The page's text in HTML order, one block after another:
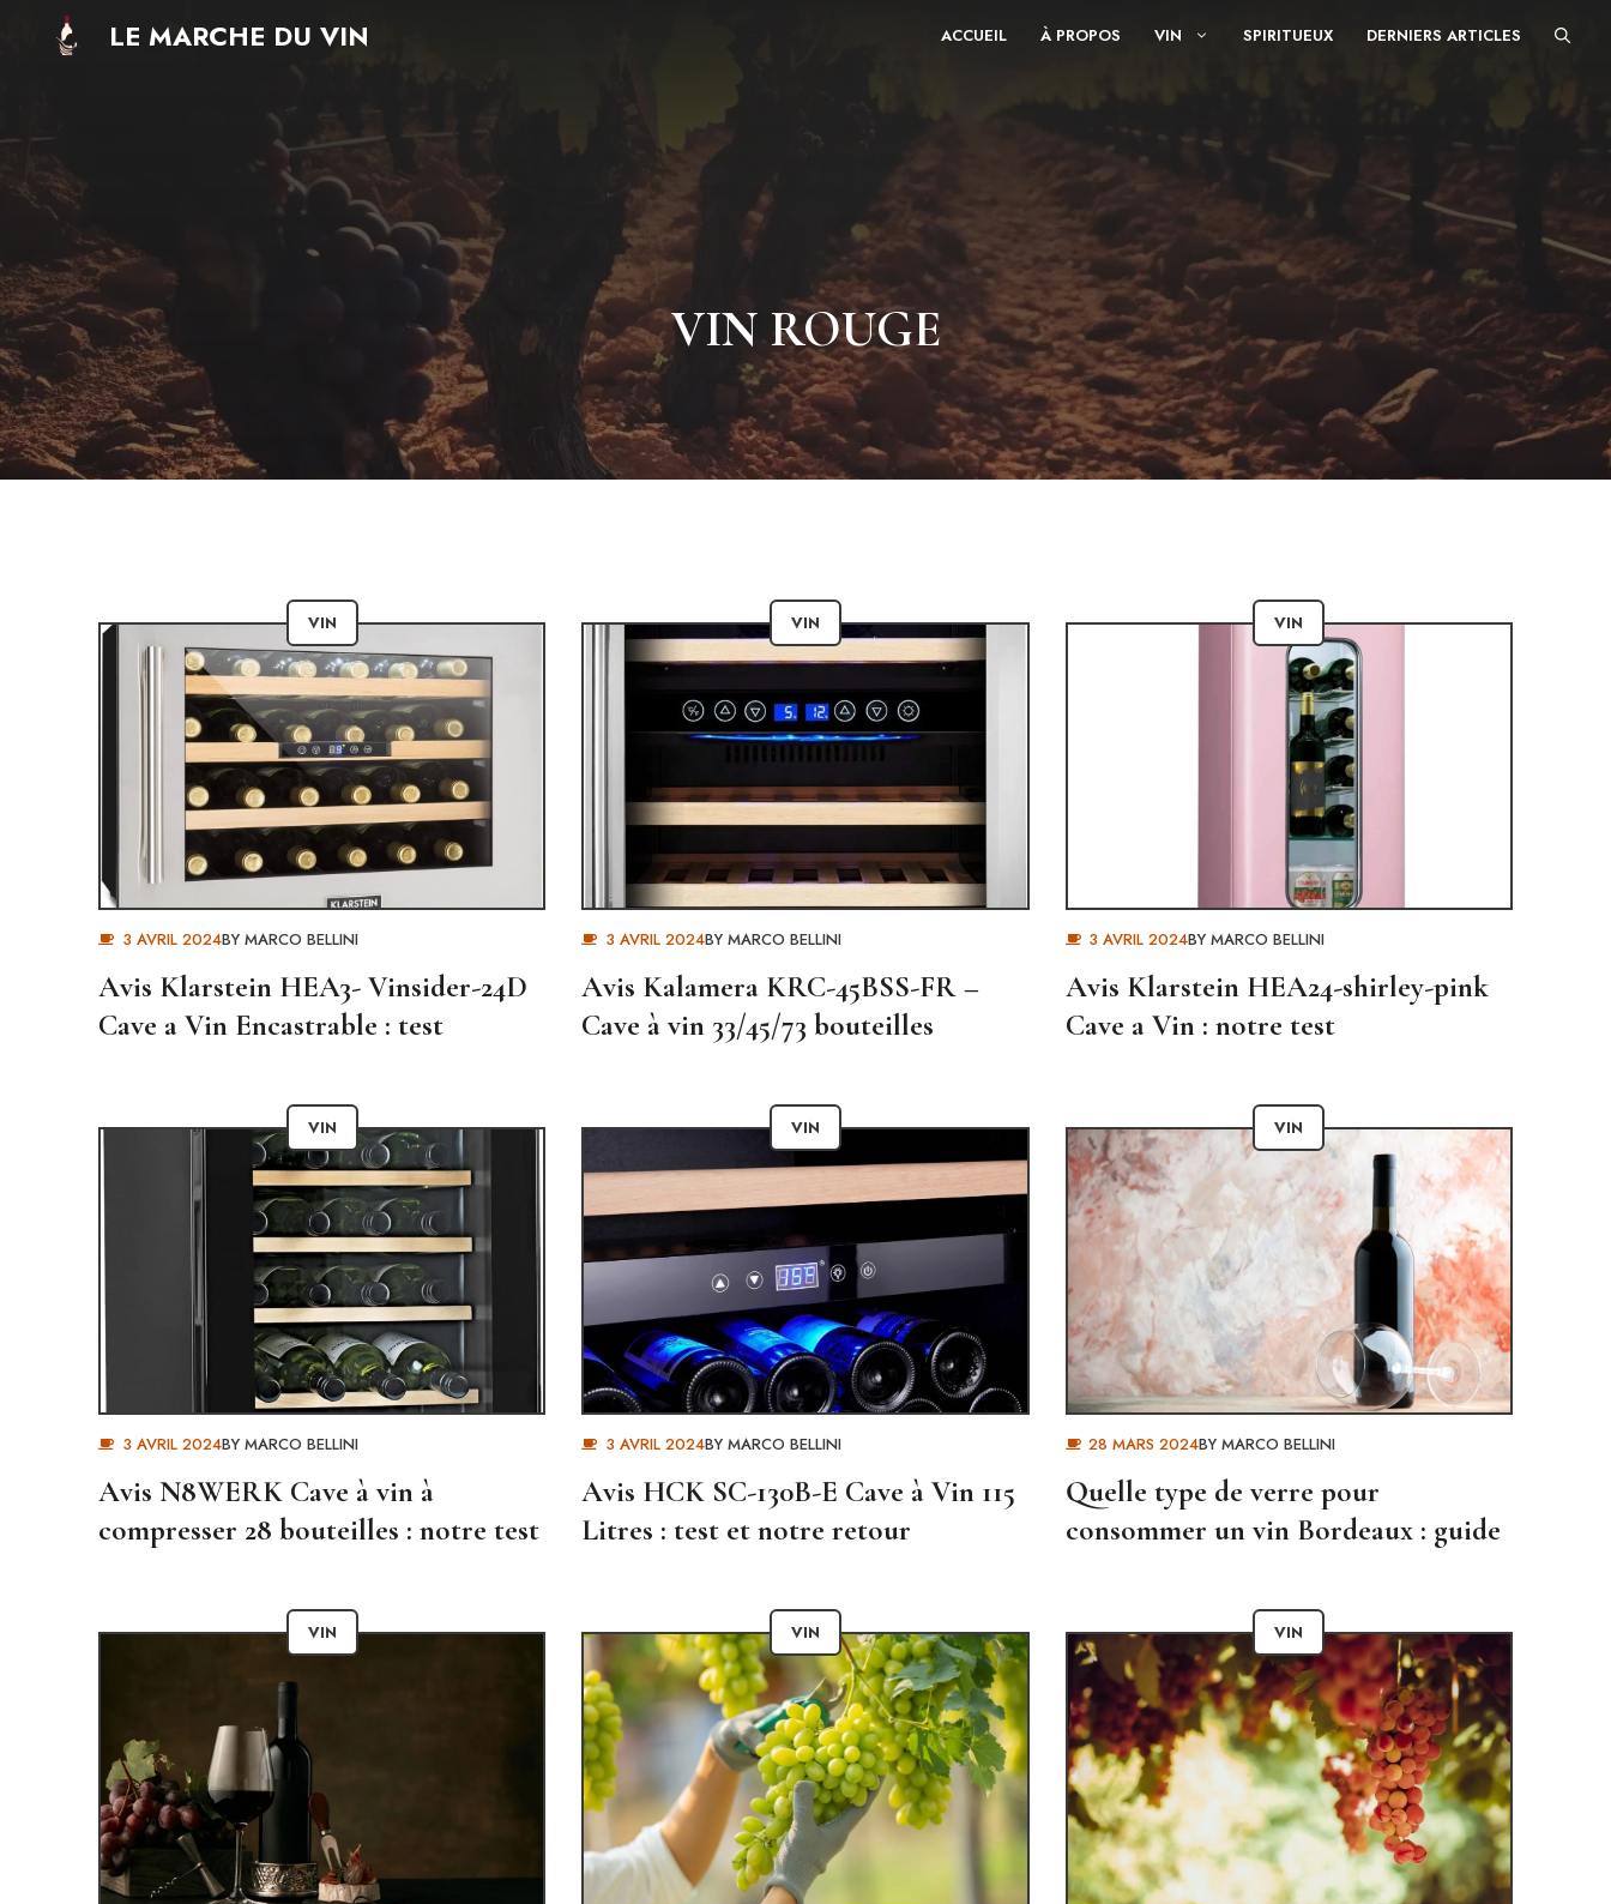
LE MARCHE DU VIN ACCUEIL À PROPOS VIN SPIRITUEUX DERNIERS ARTICLES
VIN ROUGE
VIN
3 AVRIL 2024BY MARCO BELLINI
Avis Klarstein HEA3- Vinsider-24D
Cave a Vin Encastrable : test
VIN
3 AVRIL 2024BY MARCO BELLINI
Avis Kalamera ‎KRC-45BSS-FR –
Cave à vin 33/45/73 bouteilles
VIN
3 AVRIL 2024BYMARCO BELLINI
Avis Klarstein HEA24-shirley-pink
Cave a Vin : notre test
VIN
3 AVRIL 2024BY MARCO BELLINI
Avis N8WERK Cave à vin à
compresser 28 bouteilles : notre test
VIN
3 AVRIL 2024BY MARCO BELLINI
Avis HCK SC-130B-E Cave à Vin 115
Litres : test et notre retour
VIN
28 MARS 2024BYMARCO BELLINI
Quelle type de verre pour
consommer un vin Bordeaux : guide
VIN VIN VIN